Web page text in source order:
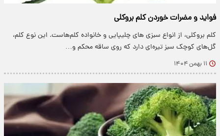
فواید و مضرات خوردن کلم بروکلی
کلم بروکلی، از انواع سبزی های چلیپایی و خانواده کلم‌هاست. این نوع کلم،
گل‌های کوچک سبز تیره‌ای دارد که روی ساقه محکم و…
۱۱ بهمن ۱۴۰۴